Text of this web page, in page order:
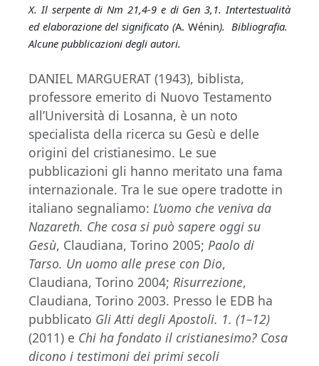
X. Il serpente di Nm 21,4-9 e di Gen 3,1. Intertestualità
ed elaborazione del significato (A. Wénin). Bibliografia.
Alcune pubblicazioni degli autori.
DANIEL MARGUERAT (1943), biblista,
professore emerito di Nuovo Testamento
all’Università di Losanna, è un noto
specialista della ricerca su Gesù e delle
origini del cristianesimo. Le sue
pubblicazioni gli hanno meritato una fama
internazionale. Tra le sue opere tradotte in
italiano segnaliamo: L’uomo che veniva da
Nazareth. Che cosa si può sapere oggi su
Gesù, Claudiana, Torino 2005; Paolo di
Tarso. Un uomo alle prese con Dio,
Claudiana, Torino 2004; Risurrezione,
Claudiana, Torino 2003. Presso le EDB ha
pubblicato Gli Atti degli Apostoli. 1. (1–12)
(2011) e Chi ha fondato il cristianesimo? Cosa
dicono i testimoni dei primi secoli